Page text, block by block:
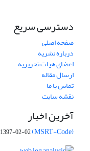
دسترسی سریع
صفحه اصلی
درباره نشریه
اعضای هیات تحریریه
ارسال مقاله
تماس با ما
نقشه سایت
آخرین اخبار
(MSRT-Code)
1397-02-02